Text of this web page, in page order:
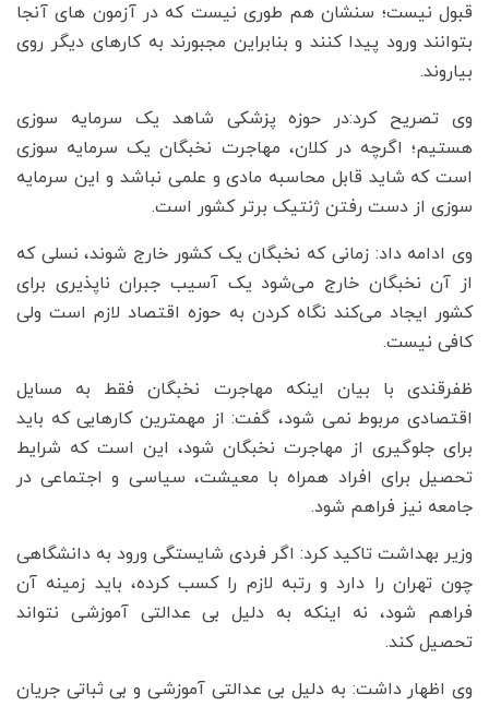
قبول نیست؛ سنشان هم طوری نیست که در آزمون های آنجا
بتوانند ورود پیدا کنند و بنابراین مجبورند به کارهای دیگر روی
بیاروند.
وی تصریح کرد:‌در حوزه پزشکی شاهد یک سرمایه سوزی
هستیم؛ اگرچه در کلان، مهاجرت نخبگان یک سرمایه سوزی
است که شاید قابل محاسبه مادی و علمی نباشد و این سرمایه
سوزی از دست رفتن ژنتیک برتر کشور است.
وی ادامه داد: زمانی که نخبگان یک کشور خارج شوند، نسلی که
از آن نخبگان خارج می‌شود یک آسیب جبران ناپذیری برای
کشور ایجاد می‌کند نگاه کردن به حوزه اقتصاد لازم است ولی
کافی نیست.
ظفرقندی با بیان اینکه مهاجرت نخبگان فقط به مسایل
اقتصادی مربوط نمی شود، گفت: از مهمترین کارهایی که باید
برای جلوگیری از مهاجرت نخبگان شود، این است که شرایط
تحصیل برای افراد همراه با معیشت، سیاسی و اجتماعی در
جامعه نیز فراهم شود.
وزیر بهداشت تاکید کرد: اگر فردی شایستگی ورود به دانشگاهی
چون تهران را دارد و رتبه لازم را کسب کرده، باید زمینه آن
فراهم شود، نه اینکه به دلیل بی عدالتی آموزشی نتواند
تحصیل کند.
وی اظهار داشت: به دلیل بی عدالتی آموزشی و بی ثباتی جریان